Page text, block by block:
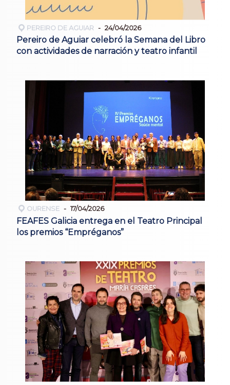
PEREIRO DE AGUIAR 24/04/2026
Pereiro de Aguiar celebró la Semana del Libro
con actividades de narración y teatro infantil
OURENSE 17/04/2026
FEAFES Galicia entrega en el Teatro Principal
los premios “Empréganos”